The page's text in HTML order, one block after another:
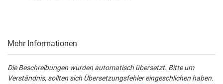
Mehr Informationen
Die Beschreibungen wurden automatisch übersetzt. Bitte um
Verständnis, sollten sich Übersetzungsfehler eingeschlichen haben.